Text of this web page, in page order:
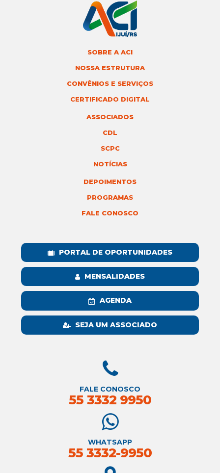
SOBRE A ACI
NOSSA ESTRUTURA
CONVÊNIOS E SERVIÇOS
CERTIFICADO DIGITAL
ASSOCIADOS
CDL
SCPC
NOTÍCIAS
DEPOIMENTOS
PROGRAMAS
FALE CONOSCO
PORTAL DE OPORTUNIDADES
MENSALIDADES
AGENDA
SEJA UM ASSOCIADO
FALE CONOSCO
55 3332 9950
WHATSAPP
55 3332-9950